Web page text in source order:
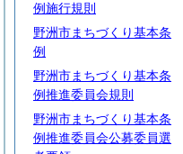
例施行規則
野洲市まちづくり基本条
例
野洲市まちづくり基本条
例推進委員会規則
野洲市まちづくり基本条
例推進委員会公募委員選